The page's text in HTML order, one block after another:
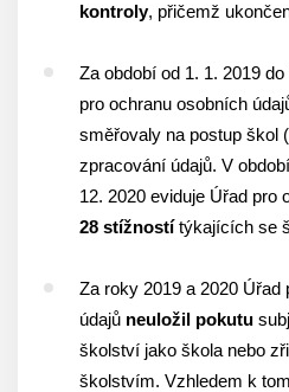
kontroly, přičemž
Za období od 1. 1. 2019
pro ochranu osobních
směřovaly na postup škol
zpracování údajů. V
12. 2020 eviduje Úřad pro
28 stížnostítýkajících se
Za roky 2019 a 2020 Úřad
údajů neuložil pokutu
školství jako škola nebo
školstvím. Vzhledem k